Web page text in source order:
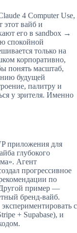
4 Computer Use,
этот вайб и
его в sandbox →
спокойной
только на
корпоративно,
понять масштаб,
будущей
палитру и
у зрителя. Именно
приложения для
глубокого
Агент
прогрессивное
по
пример —
бренд-вайб.
с
+ Supabase), и